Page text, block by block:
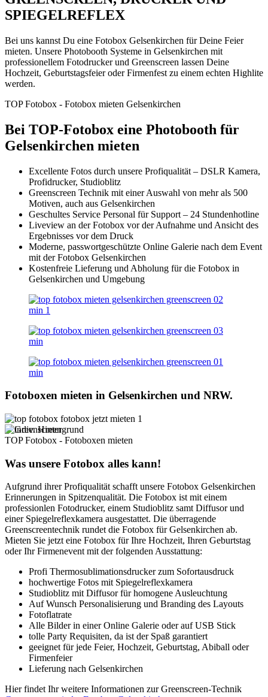
SPIEGELREFLEX
Bei uns kannst Du eine Fotobox Gelsenkirchen für Deine Feier
mieten. Unsere Photobooth Systeme in Gelsenkirchen mit
professionellem Fotodrucker und Greenscreen lassen Deine
Hochzeit, Geburtstagsfeier oder Firmenfest zu einem echten Highlite
werden.
TOP Fotobox - Fotobox mieten Gelsenkirchen
Bei TOP-Fotobox eine Photobooth für
Gelsenkirchen mieten
Excellente Fotos durch unsere Profiqualität – DSLR Kamera,
Profidrucker, Studioblitz
Greenscreen Technik mit einer Auswahl von mehr als 500
Motiven, auch aus Gelsenkirchen
Geschultes Service Personal für Support – 24 Stundenhotline
Liveview an der Fotobox vor der Aufnahme und Ansicht des
Ergebnisses vor dem Druck
Moderne, passwortgeschützte Online Galerie nach dem Event
mit der Fotobox Gelsenkirchen
Kostenfreie Lieferung und Abholung für die Fotobox in
Gelsenkirchen und Umgebung
Fotoboxen mieten in Gelsenkirchen und NRW.
TOP Fotobox - Fotoboxen mieten
Was unsere Fotobox alles kann!
Aufgrund ihrer Profiqualität schafft unsere Fotobox Gelsenkirchen
Erinnerungen in Spitzenqualität. Die Fotobox ist mit einem
professionlen Fotodrucker, einem Studioblitz samt Diffusor und
einer Spiegelreflexkamera ausgestattet. Die überragende
Greenscreentechnik rundet die Fotobox für Gelsenkirchen ab.
Mieten Sie jetzt eine Fotobox für Ihre Hochzeit, Ihren Geburtstag
oder Ihr Firmenevent mit der folgenden Ausstattung:
Profi Thermosublimationsdrucker zum Sofortausdruck
hochwertige Fotos mit Spiegelreflexkamera
Studioblitz mit Diffusor für homogene Ausleuchtung
Auf Wunsch Personalisierung und Branding des Layouts
Fotoflatrate
Alle Bilder in einer Online Galerie oder auf USB Stick
tolle Party Requisiten, da ist der Spaß garantiert
geeignet für jede Feier, Hochzeit, Geburtstag, Abiball oder
Firmenfeier
Lieferung nach Gelsenkirchen
Hier findet Ihr weitere Informationen zur Greenscreen-Technik